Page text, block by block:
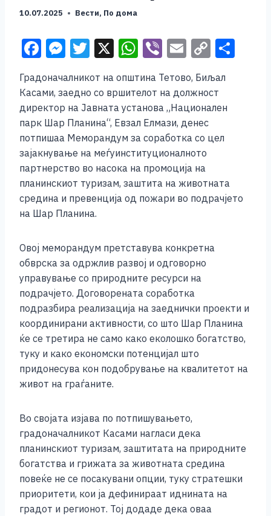
10.07.2025 Вести, По дома
F
c
e
b
o
o
k
M
ss
e
n
g
er
T
tt
er
X W
at
s
A
p
p
Vi
b
er
E
m
ai
l
C
p
y
n
Градоначалникот на општина Тетово, Биљал
Касами, заедно со вршителот на должност
директор на Јавната установа „Национален
парк Шар Планина“, Евзал Елмази, денес
потпишаа Меморандум за соработка со цел
зајакнување на меѓуинституционалното
партнерство во насока на промоција на
планинскиот туризам, заштита на животната
средина и превенција од пожари во подрачјето
на Шар Планина.
Овој меморандум претставува конкретна
обврска за одржлив развој и одговорно
управување со природните ресурси на
подрачјето. Договорената соработка
подразбира реализација на заеднички проекти и
координирани активности, со што Шар Планина
ќе се третира не само како еколошко богатство,
туку и како економски потенцијал што
придонесува кон подобрување на квалитетот на
живот на граѓаните.
Во својата изјава по потпишувањето,
градоначалникот Касами нагласи дека
планинскиот туризам, заштитата на природните
богатства и грижата за животната средина
повеќе не се посакувани опции, туку стратешки
приоритети, кои ја дефинираат иднината на
градот и регионот. Тој додаде дека оваа